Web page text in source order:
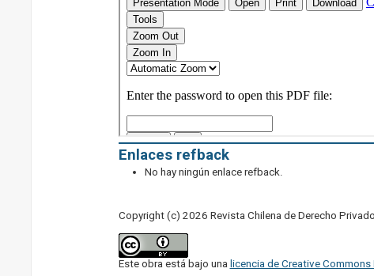
Enlaces refback
No hay ningún enlace refback.
Copyright (c) 2026 Revista Chilena de Derecho Privado
Este obra está bajo una licencia de Creative